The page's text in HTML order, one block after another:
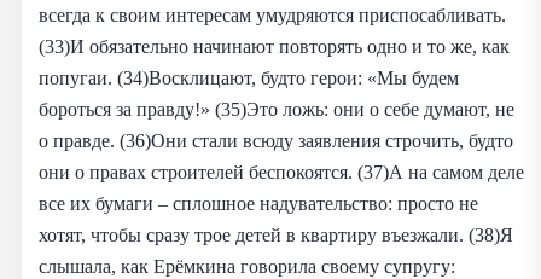
всегда к своим интересам умудряются приспосабливать.
(33)И обязательно начинают повторять одно и то же, как
попугаи. (34)Восклицают, будто герои: «Мы будем
бороться за правду!» (35)Это ложь: они о себе думают, не
о правде. (36)Они стали всюду заявления строчить, будто
они о правах строителей беспокоятся. (37)А на самом деле
все их бумаги – сплошное надувательство: просто не
хотят, чтобы сразу трое детей в квартиру въезжали. (38)Я
слышала, как Ерёмкина говорила своему супругу: